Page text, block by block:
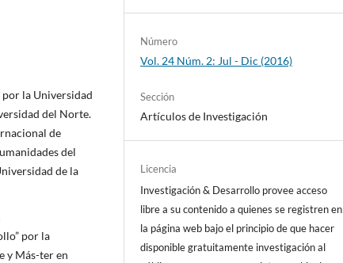
la Universidad
del Norte.
de
del
de la
por la
y Más-ter en
Número
Vol. 24 Núm. 2: Jul - Dic (2016)
Sección
Artículos de Investigación
Licencia
Investigación & Desarrollo provee acceso
libre a su contenido a quienes se registren en
la página web bajo el principio de que hacer
disponible gratuitamente investigación al